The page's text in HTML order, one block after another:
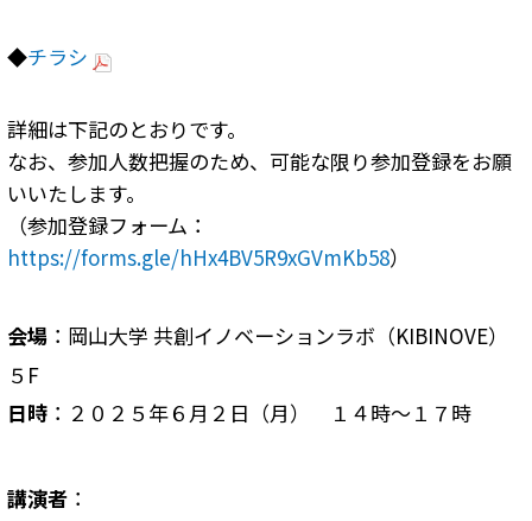
◆チラシ
詳細は下記のとおりです。
なお、参加人数把握のため、可能な限り参加登録をお願
いいたします。
（参加登録フォーム：
https://forms.gle/hHx4BV5R9xGVmKb58）
会場：岡山大学 共創イノベーションラボ（KIBINOVE）
５F
日時：２０２５年６月２日（月） １４時～１７時
講演者：